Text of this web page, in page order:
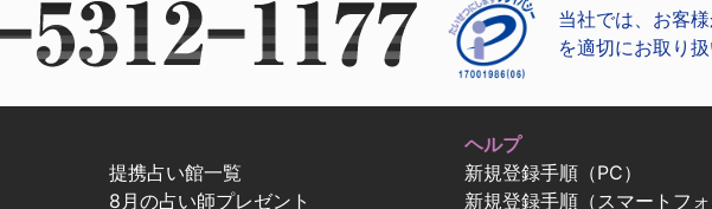
当社では、お客
を適切にお取り
提携占い館一覧
8月の占い師プレゼント
ヘルプ
新規登録手順（PC）
新規登録手順（スマートフ